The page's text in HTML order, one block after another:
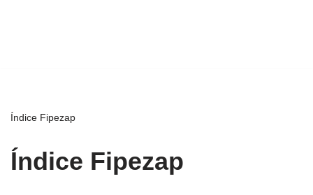
Índice Fipezap
Índice Fipezap